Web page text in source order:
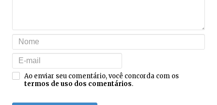
Ao enviar seu comentário, você concorda com os
termos de uso dos comentários.